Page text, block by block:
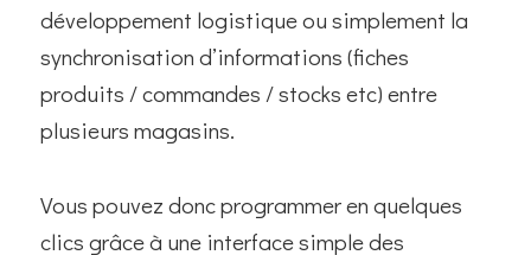
développement logistique ou simplement la
synchronisation d’informations (fiches
produits / commandes / stocks etc) entre
plusieurs magasins.
Vous pouvez donc programmer en quelques
clics grâce à une interface simple des